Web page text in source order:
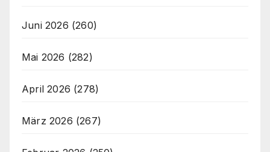
Juni 2026 (260)
Mai 2026 (282)
April 2026 (278)
März 2026 (267)